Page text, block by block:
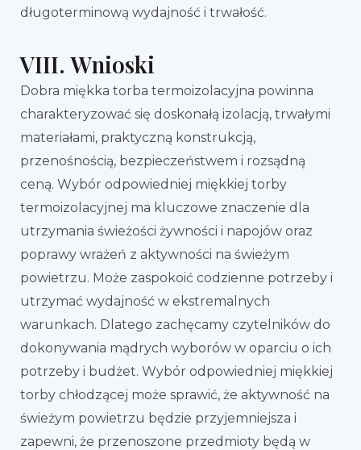
długoterminową wydajność i trwałość.
VIII. Wnioski
Dobra miękka torba termoizolacyjna powinna
charakteryzować się doskonałą izolacją, trwałymi
materiałami, praktyczną konstrukcją,
przenośnością, bezpieczeństwem i rozsądną
ceną. Wybór odpowiedniej miękkiej torby
termoizolacyjnej ma kluczowe znaczenie dla
utrzymania świeżości żywności i napojów oraz
poprawy wrażeń z aktywności na świeżym
powietrzu. Może zaspokoić codzienne potrzeby i
utrzymać wydajność w ekstremalnych
warunkach. Dlatego zachęcamy czytelników do
dokonywania mądrych wyborów w oparciu o ich
potrzeby i budżet. Wybór odpowiedniej miękkiej
torby chłodzącej może sprawić, że aktywność na
świeżym powietrzu będzie przyjemniejsza i
zapewni, że przenoszone przedmioty będą w